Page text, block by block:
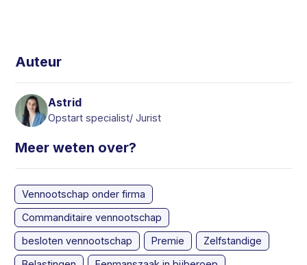
Auteur
Astrid
Opstart specialist/ Jurist
Meer weten over?
Vennootschap onder firma
Commanditaire vennootschap
besloten vennootschap
Premie
Zelfstandige